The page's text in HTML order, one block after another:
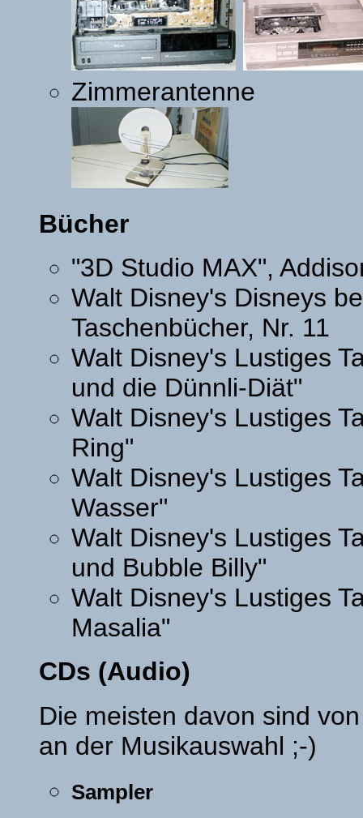
Zimmerantenne
Bücher
"3D Studio MAX",
Walt Disney's Disneys
Taschenbücher, Nr. 11
Walt Disney's Lustiges
und die Dünnli-Diät"
Walt Disney's Lustiges
Ring"
Walt Disney's Lustiges
Wasser"
Walt Disney's Lustiges
und Bubble Billy"
Walt Disney's Lustiges
Masalia"
CDs (Audio)
Die meisten davon sind
an der Musikauswahl ;-)
Sampler